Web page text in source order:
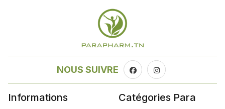
NOUS SUIVRE
Informations Catégories Para